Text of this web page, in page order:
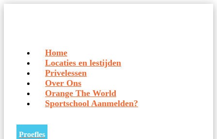
Home
Locaties en lestijden
Privelessen
Over Ons
Orange The World
Sportschool Aanmelden?
Proefles